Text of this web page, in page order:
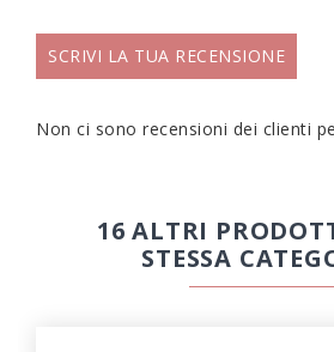
SCRIVI LA TUA RECENSIONE
Non ci sono recensioni dei clienti
16 ALTRI
STESSA